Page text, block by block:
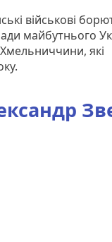
військові
майбутнього
які